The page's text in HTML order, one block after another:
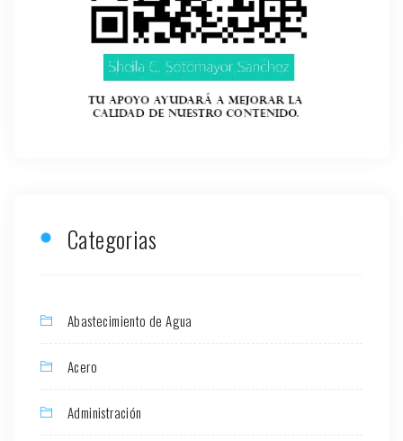
Categorias
Abastecimiento de Agua
Acero
Administración